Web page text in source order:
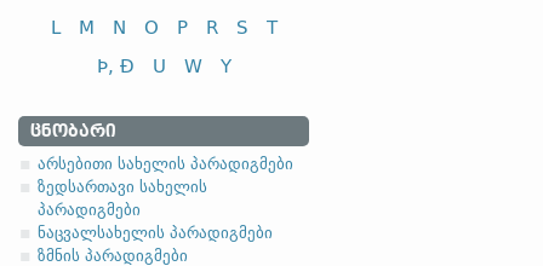
L
M N O P R S
T
Þ, Ð
U W Y
ᲪᲜᲝᲑᲐᲠᲘ
არსებითი სახელის პარადიგმები
ზედსართავი სახელის
პარადიგმები
ნაცვალსახელის პარადიგმები
ზმნის პარადიგმები